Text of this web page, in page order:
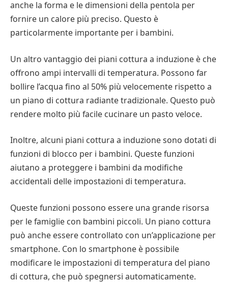
anche la forma e le dimensioni della pentola per
fornire un calore più preciso. Questo è
particolarmente importante per i bambini.
Un altro vantaggio dei piani cottura a induzione è che
offrono ampi intervalli di temperatura. Possono far
bollire l’acqua fino al 50% più velocemente rispetto a
un piano di cottura radiante tradizionale. Questo può
rendere molto più facile cucinare un pasto veloce.
Inoltre, alcuni piani cottura a induzione sono dotati di
funzioni di blocco per i bambini. Queste funzioni
aiutano a proteggere i bambini da modifiche
accidentali delle impostazioni di temperatura.
Queste funzioni possono essere una grande risorsa
per le famiglie con bambini piccoli. Un piano cottura
può anche essere controllato con un’applicazione per
smartphone. Con lo smartphone è possibile
modificare le impostazioni di temperatura del piano
di cottura, che può spegnersi automaticamente.